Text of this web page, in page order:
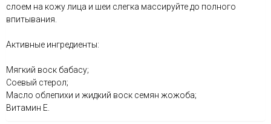
слоем на кожу лица и шеи слегка массируйте до полного
впитывания.
Активные ингредиенты:
Мягкий воск бабасу;
Соевый стерол;
Масло облепихи и жидкий воск семян жожоба;
Витамин Е.